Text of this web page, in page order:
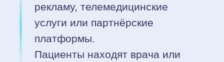
репутацию и развивать бренд
с помощью автоматизированного
сбора отзывов пациентов